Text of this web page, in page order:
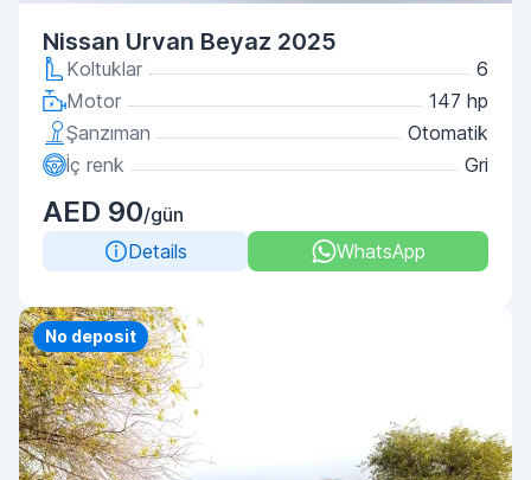
Nissan Urvan Beyaz 2025
Koltuklar
6
Motor
147 hp
Şanzıman
Otomatik
İç renk
Gri
AED 90/gün
Details
WhatsApp
Priority
No deposit